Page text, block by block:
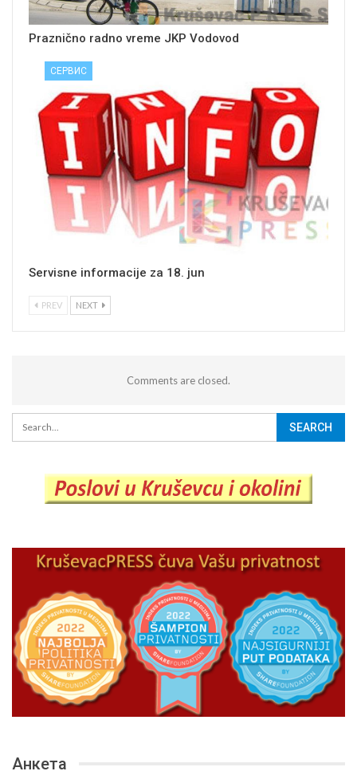
Praznično radno vreme JKP Vodovod
СЕРВИС
Servisne informacije za 18. jun
PREV NEXT
Comments are closed.
Анкета